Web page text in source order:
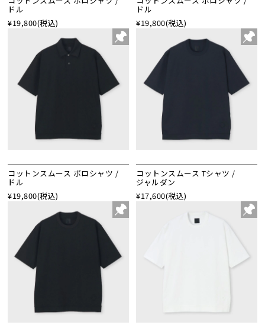
ドル
¥19,800(税込)
ドル
¥19,800(税込)
コットンスムース ポロシャツ /
ドル
¥19,800(税込)
コットンスムース Tシャツ /
ジャルダン
¥17,600(税込)